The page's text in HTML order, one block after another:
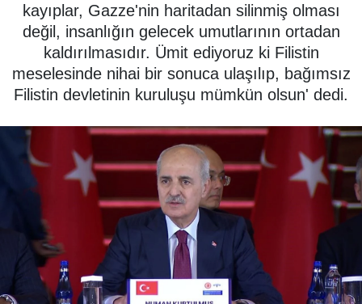
kayıplar, Gazze'nin haritadan silinmiş olması
değil, insanlığın gelecek umutlarının ortadan
kaldırılmasıdır. Ümit ediyoruz ki Filistin
meselesinde nihai bir sonuca ulaşılıp, bağımsız
Filistin devletinin kuruluşu mümkün olsun' dedi.
MAGAZİN